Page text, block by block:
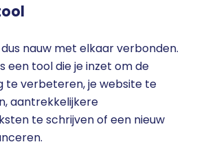
dus nauw met elkaar verbonden.
een tool die je inzet om de
te verbeteren, je website te
aantrekkelijkere
te schrijven of een nieuw